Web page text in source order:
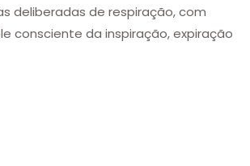
deliberadas de respiração, com
consciente da inspiração, expiração